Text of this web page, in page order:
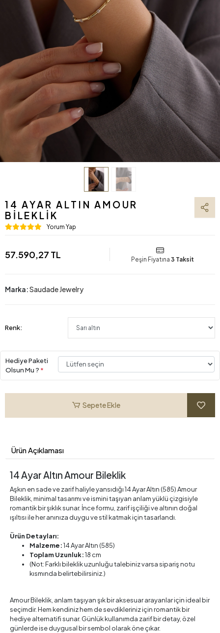
14 AYAR ALTIN AMOUR
BILEKLIK
Yorum Yap
57.590,27 TL Peşin Fiyatına 3 Taksit
Marka:Saudade Jewelry
Renk:
Hediye Paketi
Olsun Mu ? *
Sepete Ekle
Ürün Açıklaması
14 Ayar Altın Amour Bileklik
Aşkın en sade ve zarif haliyle yansıdığı 14 Ayar Altın (585) Amour
Bileklik, minimal tasarımı ve ismini taşıyan anlam yüklü çizgisiyle
romantik bir şıklık sunar. İnce formu, zarif işçiliği ve altının doğal
ışıltısı ile her anınıza duygu ve stil katmak için tasarlandı.
Ürün Detayları:
Malzeme:14 Ayar Altın (585)
Toplam Uzunluk:18 cm
(Not: Farklı bileklik uzunluğu talebiniz varsa sipariş notu
kısmında belirtebilirsiniz.)
Amour Bileklik, anlam taşıyan şık bir aksesuar arayanlar için ideal bir
seçimdir. Hem kendiniz hem de sevdikleriniz için romantik bir
hediye alternatifi sunar. Günlük kullanımda zarif bir detay, özel
günlerde ise duygusal bir sembol olarak öne çıkar.